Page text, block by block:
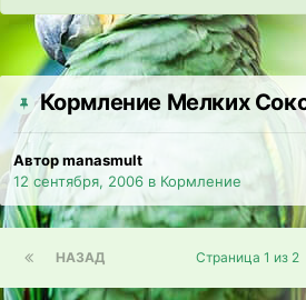
Кормление Мелких
Автор manasmult
12 сентября, 2006 в Кормление
НАЗАД Страница 1 из 2